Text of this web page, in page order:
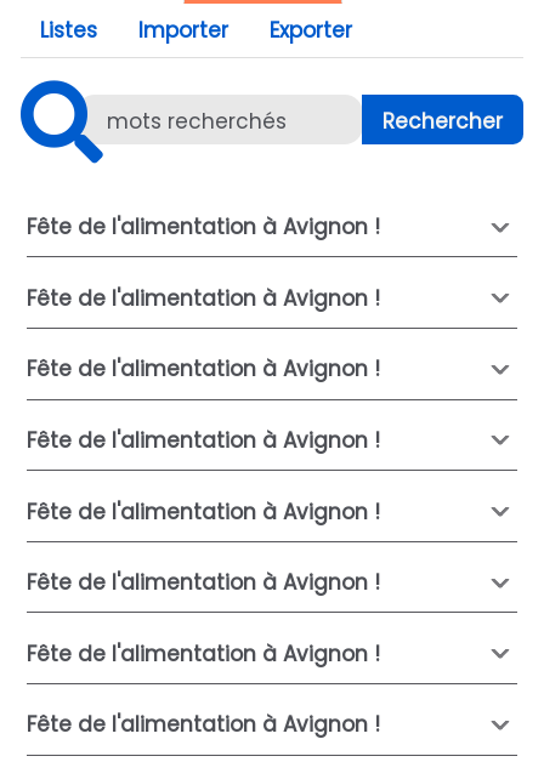
Listes
Importer Exporter
Fête de l'alimentation à Avignon !
Fête de l'alimentation à Avignon !
Fête de l'alimentation à Avignon !
Fête de l'alimentation à Avignon !
Fête de l'alimentation à Avignon !
Fête de l'alimentation à Avignon !
Fête de l'alimentation à Avignon !
Fête de l'alimentation à Avignon !